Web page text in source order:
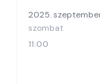
2025.
szombat
11:00